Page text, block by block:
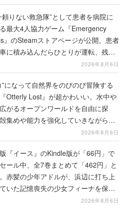
頼りない救急隊”として患者を病院に
最大4人協力ゲーム『Emergency
』のSteamストアページが公開。患者
に積み込んだらひとりが運転、残り
2026年8月6日
”になって自然界をのびのび冒険する
Otterly Lost』が超かわいい。水中や
がるオープンワールドを自由に探
集めや能力を強化していきながら、
2026年8月6日
『イース』のKindle版が「66円」で
ール中、全7巻まとめて「462円」と
赤髪の少年アドルが、浜辺に打ち上
いた記憶喪失の少女フィーナを保護
2026年8月6日